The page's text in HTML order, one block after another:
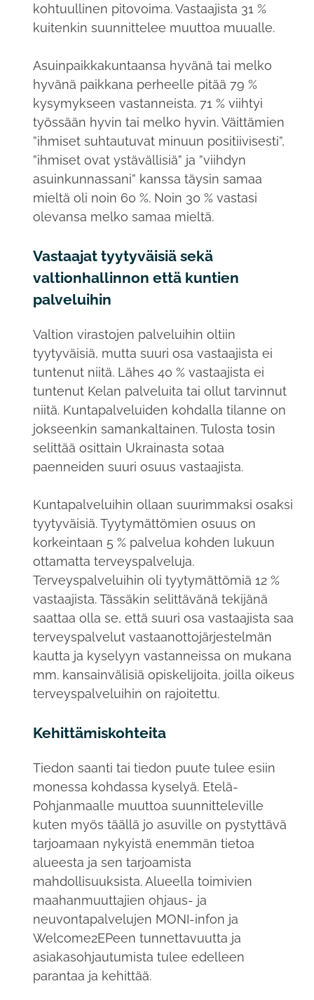
kohtuullinen pitovoima. Vastaajista 31 %
kuitenkin suunnittelee muuttoa muualle.
Asuinpaikkakuntaansa hyvänä tai melko
hyvänä paikkana perheelle pitää 79 %
kysymykseen vastanneista. 71 % viihtyi
työssään hyvin tai melko hyvin. Väittämien
”ihmiset suhtautuvat minuun positiivisesti”,
”ihmiset ovat ystävällisiä” ja ”viihdyn
asuinkunnassani” kanssa täysin samaa
mieltä oli noin 60 %. Noin 30 % vastasi
olevansa melko samaa mieltä.
Vastaajat tyytyväisiä sekä
valtionhallinnon että kuntien
palveluihin
Valtion virastojen palveluihin oltiin
tyytyväisiä, mutta suuri osa vastaajista ei
tuntenut niitä. Lähes 40 % vastaajista ei
tuntenut Kelan palveluita tai ollut tarvinnut
niitä. Kuntapalveluiden kohdalla tilanne on
jokseenkin samankaltainen. Tulosta tosin
selittää osittain Ukrainasta sotaa
paenneiden suuri osuus vastaajista.
Kuntapalveluihin ollaan suurimmaksi osaksi
tyytyväisiä. Tyytymättömien osuus on
korkeintaan 5 % palvelua kohden lukuun
ottamatta terveyspalveluja.
Terveyspalveluihin oli tyytymättömiä 12 %
vastaajista. Tässäkin selittävänä tekijänä
saattaa olla se, että suuri osa vastaajista saa
terveyspalvelut vastaanottojärjestelmän
kautta ja kyselyyn vastanneissa on mukana
mm. kansainvälisiä opiskelijoita, joilla oikeus
terveyspalveluihin on rajoitettu.
Kehittämiskohteita
Tiedon saanti tai tiedon puute tulee esiin
monessa kohdassa kyselyä. Etelä-
Pohjanmaalle muuttoa suunnitteleville
kuten myös täällä jo asuville on pystyttävä
tarjoamaan nykyistä enemmän tietoa
alueesta ja sen tarjoamista
mahdollisuuksista. Alueella toimivien
maahanmuuttajien ohjaus- ja
neuvontapalvelujen MONI-infon ja
Welcome2EPeen tunnettavuutta ja
asiakasohjautumista tulee edelleen
parantaa ja kehittää.